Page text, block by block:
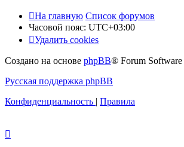
На главную Список форумов
Часовой пояс: UTC+03:00
Удалить cookies
Создано на основе phpBB® Forum
Русская поддержка phpBB
Конфиденциальность | Правила